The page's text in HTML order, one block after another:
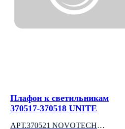
Плафон к светильникам
370517-370518 UNITE
АРТ.370521 NOVOTECH